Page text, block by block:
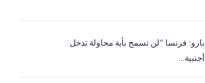
بارو: فرنسا “لن تسمح بأية محاولة تدخل
أجنبية...